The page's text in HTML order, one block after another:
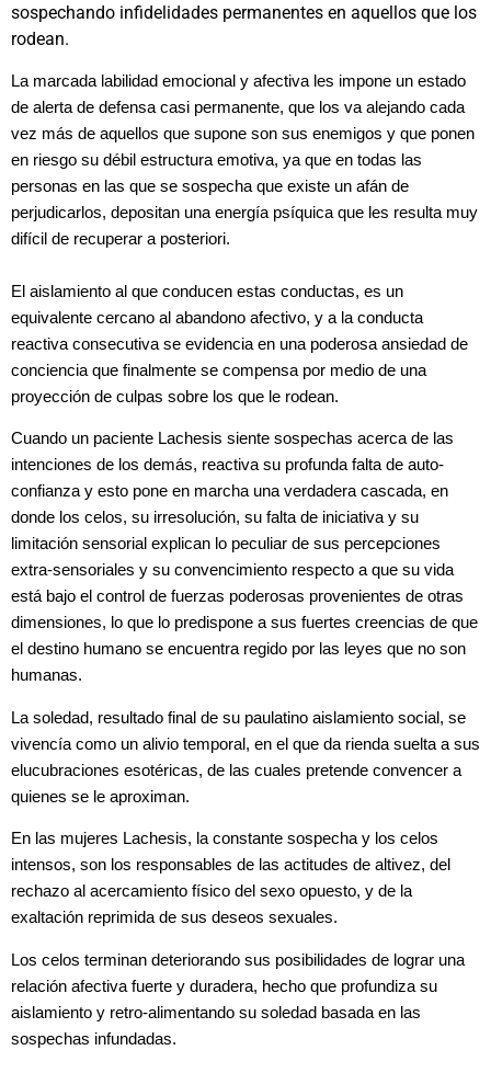
sospechando infidelidades permanentes en aquellos que los
rodean.
La marcada labilidad emocional y afectiva les impone un estado
de alerta de defensa casi permanente, que los va alejando cada
vez más de aquellos que supone son sus enemigos y que ponen
en riesgo su débil estructura emotiva, ya que en todas las
personas en las que se sospecha que existe un afán de
perjudicarlos, depositan una energía psíquica que les resulta muy
difícil de recuperar a posteriori.
El aislamiento al que conducen estas conductas, es un
equivalente cercano al abandono afectivo, y a la conducta
reactiva consecutiva se evidencia en una poderosa ansiedad de
conciencia que finalmente se compensa por medio de una
proyección de culpas sobre los que le rodean.
Cuando un paciente Lachesis siente sospechas acerca de las
intenciones de los demás, reactiva su profunda falta de auto-
confianza y esto pone en marcha una verdadera cascada, en
donde los celos, su irresolución, su falta de iniciativa y su
limitación sensorial explican lo peculiar de sus percepciones
extra-sensoriales y su convencimiento respecto a que su vida
está bajo el control de fuerzas poderosas provenientes de otras
dimensiones, lo que lo predispone a sus fuertes creencias de que
el destino humano se encuentra regido por las leyes que no son
humanas.
La soledad, resultado final de su paulatino aislamiento social, se
vivencía como un alivio temporal, en el que da rienda suelta a sus
elucubraciones esotéricas, de las cuales pretende convencer a
quienes se le aproximan.
En las mujeres Lachesis, la constante sospecha y los celos
intensos, son los responsables de las actitudes de altivez, del
rechazo al acercamiento físico del sexo opuesto, y de la
exaltación reprimida de sus deseos sexuales.
Los celos terminan deteriorando sus posibilidades de lograr una
relación afectiva fuerte y duradera, hecho que profundiza su
aislamiento y retro-alimentando su soledad basada en las
sospechas infundadas.